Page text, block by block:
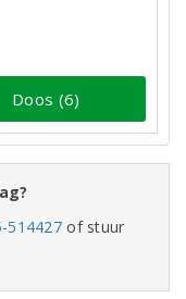
Doos (6)
514427 of stuur